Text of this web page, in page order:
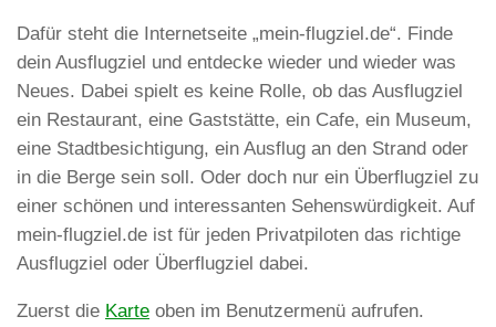
Dafür steht die Internetseite „mein-flugziel.de“. Finde
dein Ausflugziel und entdecke wieder und wieder was
Neues. Dabei spielt es keine Rolle, ob das Ausflugziel
ein Restaurant, eine Gaststätte, ein Cafe, ein Museum,
eine Stadtbesichtigung, ein Ausflug an den Strand oder
in die Berge sein soll. Oder doch nur ein Überflugziel zu
einer schönen und interessanten Sehenswürdigkeit. Auf
mein-flugziel.de ist für jeden Privatpiloten das richtige
Ausflugziel oder Überflugziel dabei.
Zuerst die Karte oben im Benutzermenü aufrufen.